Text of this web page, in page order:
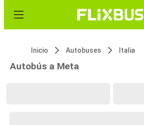
Inicio Autobuses Italia
Autobús a Meta